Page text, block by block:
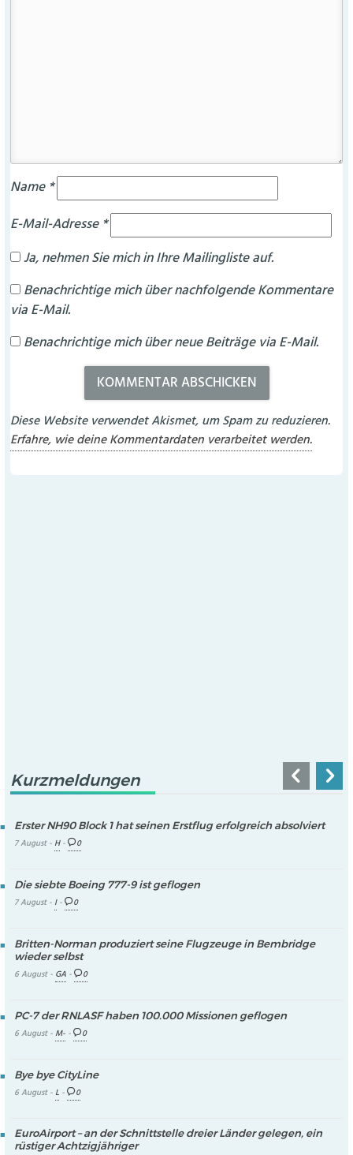
Name *
E-Mail-Adresse *
Ja, nehmen Sie mich in Ihre Mailingliste auf.
Benachrichtige mich über nachfolgende Kommentare
via E-Mail.
Benachrichtige mich über neue Beiträge via E-Mail.
Diese Website verwendet Akismet, um Spam zu reduzieren.
Erfahre, wie deine Kommentardaten verarbeitet werden.
Kurzmeldungen
Erster NH90 Block 1 hat seinen Erstflug erfolgreich absolviert
7 August - H- 0
Die siebte Boeing 777-9 ist geflogen
7 August - I- 0
Britten-Norman produziert seine Flugzeuge in Bembridge
wieder selbst
6 August - GA- 0
PC-7 der RNLASF haben 100.000 Missionen geflogen
6 August -M-- 0
Bye bye CityLine
6 August - L- 0
EuroAirport – an der Schnittstelle dreier Länder gelegen, ein
rüstiger Achtzigjähriger